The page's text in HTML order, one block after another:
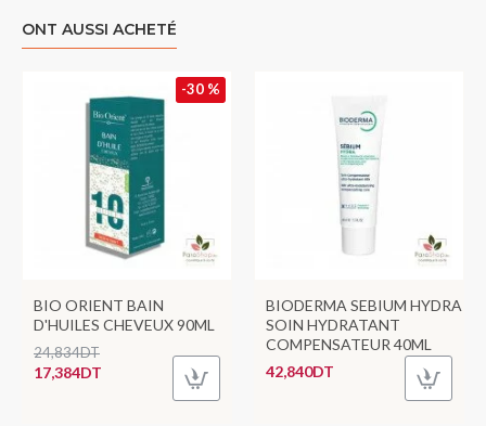
ONT AUSSI ACHETÉ
-30 %
BIO ORIENT BAIN
D'HUILES CHEVEUX 90ML
17,384DT
24,834DT
BIODERMA SEBIUM HYDRA
SOIN HYDRATANT
COMPENSATEUR 40ML
42,840DT